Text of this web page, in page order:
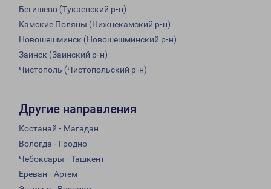
Бегишево (Тукаевский р-н)
Камские Поляны (Нижнекамский р-н)
Новошешминск (Новошешминский р-н)
Заинск (Заинский р-н)
Чистополь (Чистопольский р-н)
Другие направления
Костанай - Магадан
Вологда - Гродно
Чебоксары - Ташкент
Ереван - Артем